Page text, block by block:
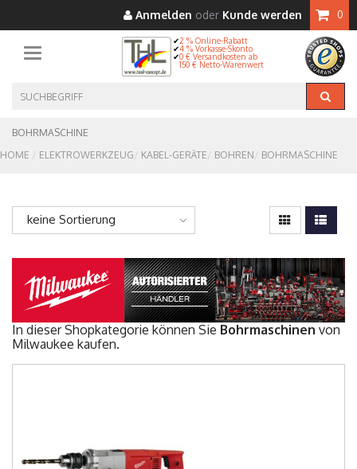
Anmelden oder Kunde werden 0
Toggle navigation
2 % Online-Rabatt
4 % Vorkasse-Skonto
0 € Versandkosten ab
150 € Netto-Warenwert
BOHRMASCHINE
HOME
ELEKTROWERKZEUG KABEL-GERÄTE BOHREN BOHRMASCHINE
keine Sortierung
In dieser Shopkategorie können Sie Bohrmaschinen von
Milwaukee kaufen.